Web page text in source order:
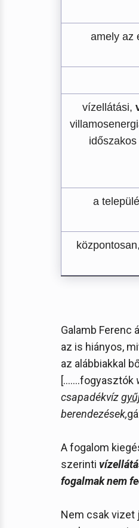
amely az
vízellátási,
a
Galamb Ferenc
az is hiányos,
az alábbiakkal
[…….fogyasztók
csapadékvíz
berendezések,
A fogalom
szerinti
fogalmak nem
Nem csak vizet